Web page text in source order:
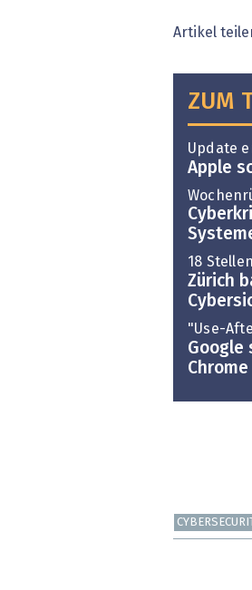
Artikel
ZUM
Update
Apple
18
Zürich
"Use-
Google
Chrome